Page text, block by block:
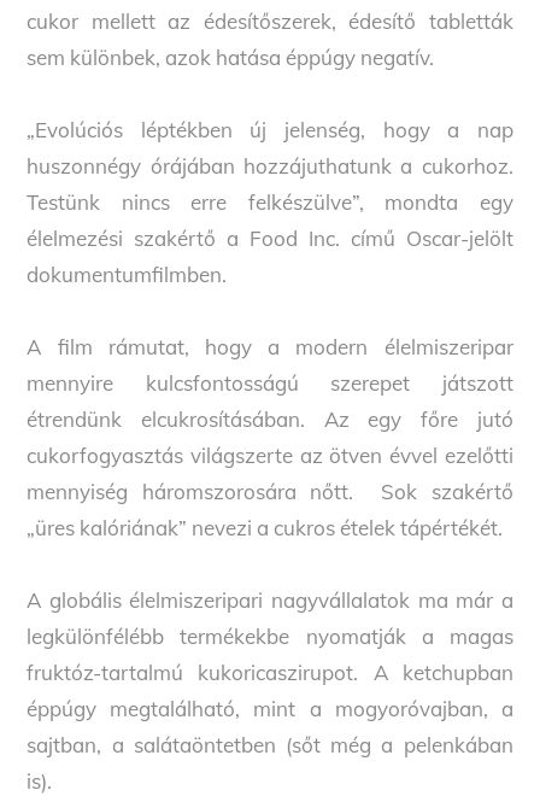
cukor mellett az édesítőszerek, édesítő tabletták
sem különbek, azok hatása éppúgy negatív.
„Evolúciós léptékben új jelenség, hogy a nap
huszonnégy órájában hozzájuthatunk a cukorhoz.
Testünk nincs erre felkészülve”, mondta egy
élelmezési szakértő a Food Inc. című Oscar-jelölt
dokumentumfilmben.
A film rámutat, hogy a modern élelmiszeripar
mennyire kulcsfontosságú szerepet játszott
étrendünk elcukrosításában. Az egy főre jutó
cukorfogyasztás világszerte az ötven évvel ezelőtti
mennyiség háromszorosára nőtt. Sok szakértő
„üres kalóriának” nevezi a cukros ételek tápértékét.
A globális élelmiszeripari nagyvállalatok ma már a
legkülönfélébb termékekbe nyomatják a magas
fruktóz-tartalmú kukoricaszirupot. A ketchupban
éppúgy megtalálható, mint a mogyoróvajban, a
sajtban, a salátaöntetben (sőt még a pelenkában
is).